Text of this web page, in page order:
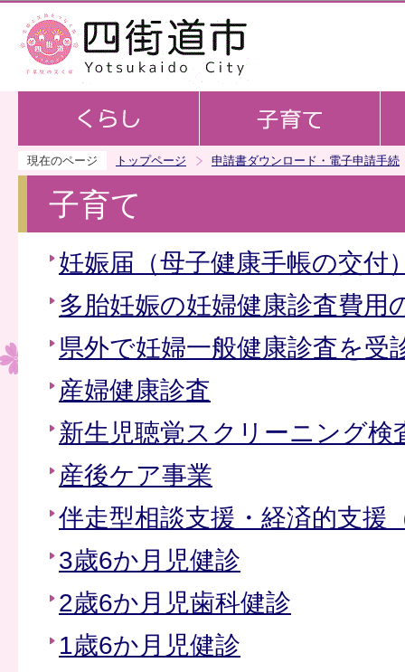
現在のページ トップページ 申請書ダウンロード・電子申請手続
子育て
妊娠届（母子健康手帳の交付
多胎妊娠の妊婦健康診査費用
県外で妊婦一般健康診査を受
産婦健康診査
新生児聴覚スクリーニング検
産後ケア事業
伴走型相談支援・経済的支援
3歳6か月児健診
2歳6か月児歯科健診
1歳6か月児健診